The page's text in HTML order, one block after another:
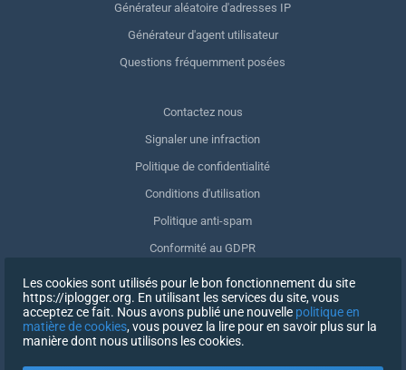
Générateur aléatoire d'adresses IP
Générateur d'agent utilisateur
Questions fréquemment posées
Contactez nous
Signaler une infraction
Politique de confidentialité
Conditions d'utilisation
Politique anti-spam
Conformité au GDPR
Supprimer mes données
Retrait du consentement
Les cookies sont utilisés pour le bon fonctionnement du site
https://iplogger.org. En utilisant les services du site, vous
acceptez ce fait. Nous avons publié une nouvelle politique en
matière de cookies, vous pouvez la lire pour en savoir plus sur la
manière dont nous utilisons les cookies.